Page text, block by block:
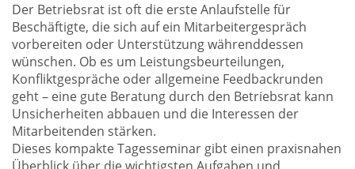
Der Betriebsrat ist oft die erste Anlaufstelle für
Beschäftigte, die sich auf ein Mitarbeitergespräch
vorbereiten oder Unterstützung währenddessen
wünschen. Ob es um Leistungsbeurteilungen,
Konfliktgespräche oder allgemeine Feedbackrunden
geht – eine gute Beratung durch den Betriebsrat kann
Unsicherheiten abbauen und die Interessen der
Mitarbeitenden stärken.
Dieses kompakte Tagesseminar gibt einen praxisnahen